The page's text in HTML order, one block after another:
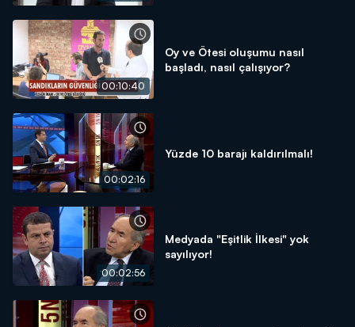
00:10:40
Oy ve Ötesi oluşumu nasıl
başladı, nasıl çalışıyor?
00:02:16
Yüzde 10 barajı kaldırılmalı!
00:02:56
Medyada "Eşitlik İlkesi" yok
sayılıyor!